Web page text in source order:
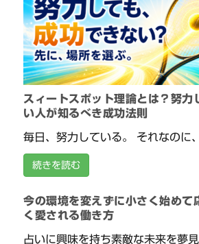
スィートスポット理論とは？努力
い人が知るべき成功法則
毎日、努力している。 それなのに
続きを読む
今の環境を変えずに小さく始めて
く愛される働き方
占いに興味を持ち素敵な未来を夢見